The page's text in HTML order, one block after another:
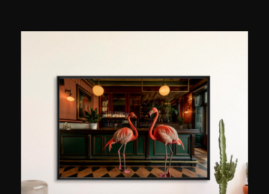
artistiche. Oggi l'agenzia è collegata a Gamma
Rapho: la principale fonte fotografica europea
con 20 milioni di immagini provenienti da agenzie
di fama internazionale (Gamma, Rapho,
Keystone, Explorer, Jacana, Hoa-qui, Top e